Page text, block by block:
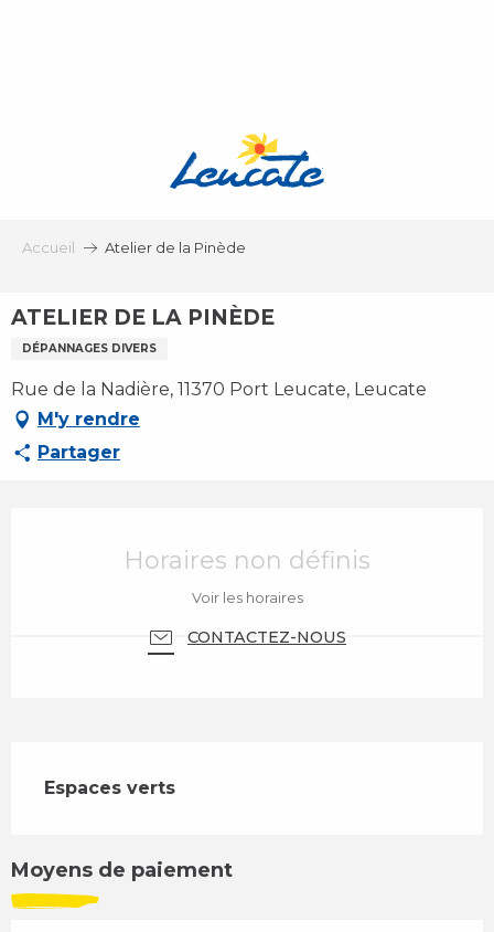
Accueil Atelier de la Pinède
ATELIER DE LA PINÈDE
DÉPANNAGES DIVERS
Rue de la Nadière, 11370 Port Leucate, Leucate
M'y rendre
Partager
Horaires non définis
Voir les horaires
CONTACTEZ-NOUS
Espaces verts
Moyens de paiement